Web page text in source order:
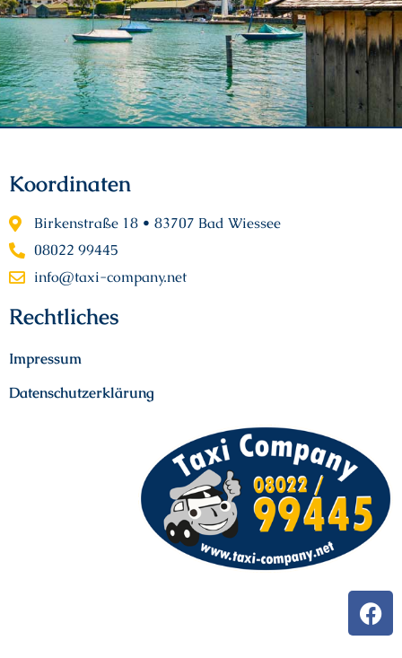
Koordinaten
Birkenstraße 18 • 83707 Bad Wiessee
08022 99445
info@taxi-company.net
Rechtliches
Impressum
Datenschutzerklärung